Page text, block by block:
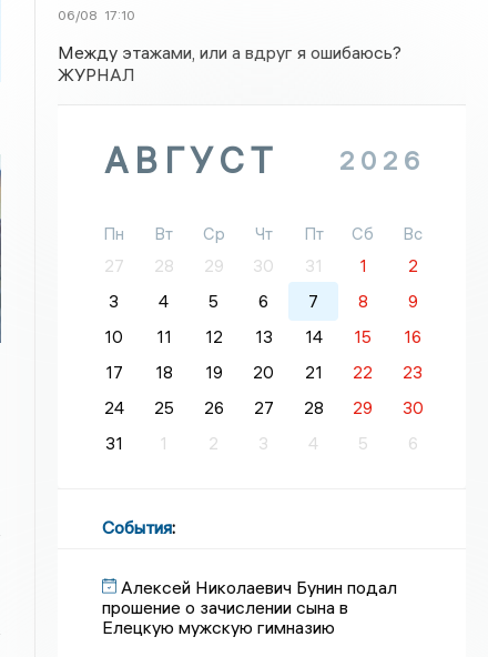
06/08 17:10
Между этажами, или а вдруг я ошибаюсь?
ЖУРНАЛ
АВГУСТ 2026
Пн Вт Ср Чт Пт Сб
Вс
27
28 29 30 31 1
2
3
4 5 6 7 8
9
10
11 12 13 14 15
16
17
18 19 20 21 22
23
24
25 26 27 28 29
30
31
1 2 3 4 5 6
События:
Алексей Николаевич Бунин подал
прошение о зачислении сына в
Елецкую мужскую гимназию